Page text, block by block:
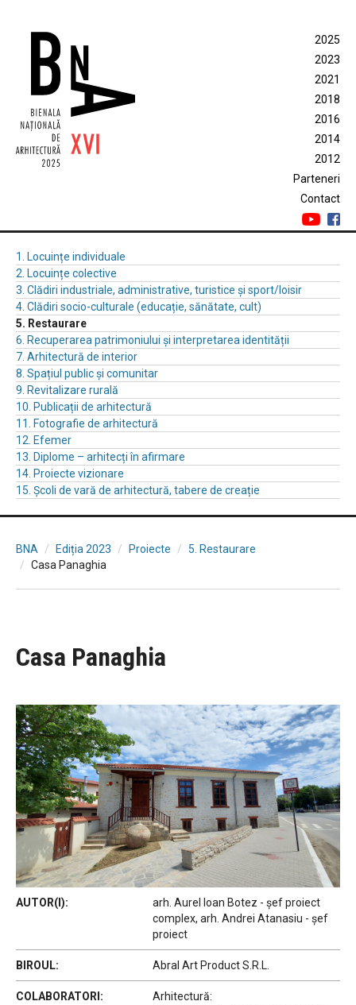
2025
2023
2021
2018
2016
2014
2012
Parteneri
Contact
1. Locuințe individuale
2. Locuințe colective
3. Clădiri industriale, administrative, turistice și sport/loisir
4. Clădiri socio-culturale (educație, sănătate, cult)
5. Restaurare
6. Recuperarea patrimoniului și interpretarea identității
7. Arhitectură de interior
8. Spațiul public și comunitar
9. Revitalizare rurală
10. Publicații de arhitectură
11. Fotografie de arhitectură
12. Efemer
13. Diplome – arhitecți în afirmare
14. Proiecte vizionare
15. Școli de vară de arhitectură, tabere de creație
BNA Ediția 2023 Proiecte
5. Restaurare
Casa Panaghia
Casa Panaghia
AUTOR(I):
arh. Aurel Ioan Botez - șef proiect
complex, arh. Andrei Atanasiu - șef
proiect
BIROUL: Abral Art Product S.R.L.
COLABORATORI:
Arhitectură: